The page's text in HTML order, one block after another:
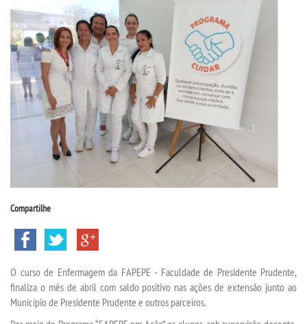
CURSOS
BACHARELADOS
LICENCIATURAS
TECNOLÓGICOS
VESTIBULAR
INSCREVA-SE
SEGUNDA GRADUAÇÃO
Compartilhe
O curso de Enfermagem da FAPEPE - Faculdade de Presidente Prudente,
finaliza o mês de abril com saldo positivo nas ações de extensão junto ao
Município de Presidente Prudente e outros parceiros.